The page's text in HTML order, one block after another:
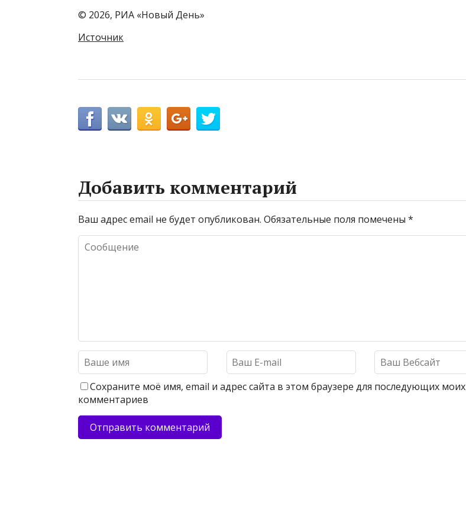
© 2026, РИА «Новый День»
Источник
Добавить комментарий
Ваш адрес email не будет опубликован. Обязательные поля помечены *
Сохраните моё имя, email и адрес сайта в этом браузере для последующих моих
комментариев